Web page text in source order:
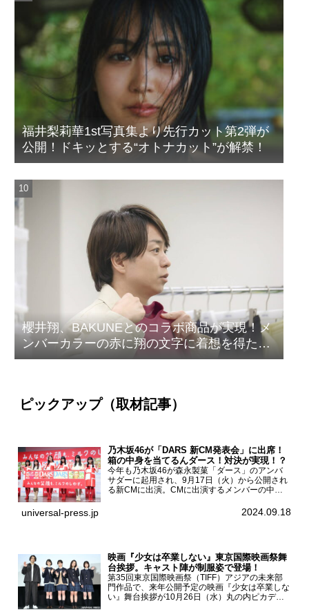
福井梨莉華1st写真集より先行カット第2弾が
公開！ドキッとする“オトナカット”が解禁！
櫻井翔、BAKUNEとのコラボ商品が実現！メ
ンバーカラーの赤に翔の文字に着想を得たデ
ザイン
ピックアップ（取材記事）
乃木坂46が「DARS 新CM発表会」に出席！
箱の中身を当てるんダース！対決が実現！？
今年も乃木坂46が森永製菓「ダース」のアンバ
サダーに起用され、9月17日（火）から公開され
る新CMに出演。CMに出演するメンバーの中か
一ノ瀬美空、菅原咲月が都内にて開催された
universal-press.jp 2024.09.18
映画『少女は卒業しない』東京国際映画祭舞
台挨拶。キャスト陣が制服姿で登場！
第35回東京国際映画祭（TIFF）アジアの未来部
門作品で、来年公開予定の映画『少女は卒業しな
い』舞台挨拶が10月26日（水）丸の内ピカデリ